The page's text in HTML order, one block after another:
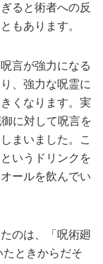
ると術者への反
もあります。
言が強力になる
、強力な呪霊に
くなります。実
に対して呪言を
まいました。こ
いうドリンクを
ールを飲んでい
のは、「呪術廻
ときからだそ